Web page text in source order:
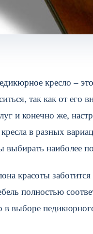
кресло –
так как от его
и конечно же,
в разных
выбирать наиболее
красоты
полностью
в выборе